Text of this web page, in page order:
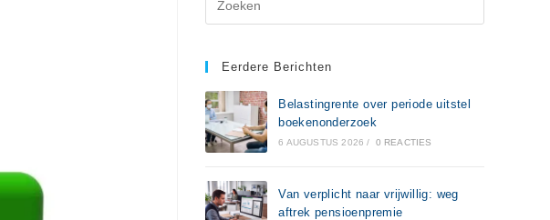
Eerdere Berichten
Belastingrente over periode uitstel
boekenonderzoek
6 AUGUSTUS 2026 / 0 REACTIES
Van verplicht naar vrijwillig: weg
aftrek pensioenpremie